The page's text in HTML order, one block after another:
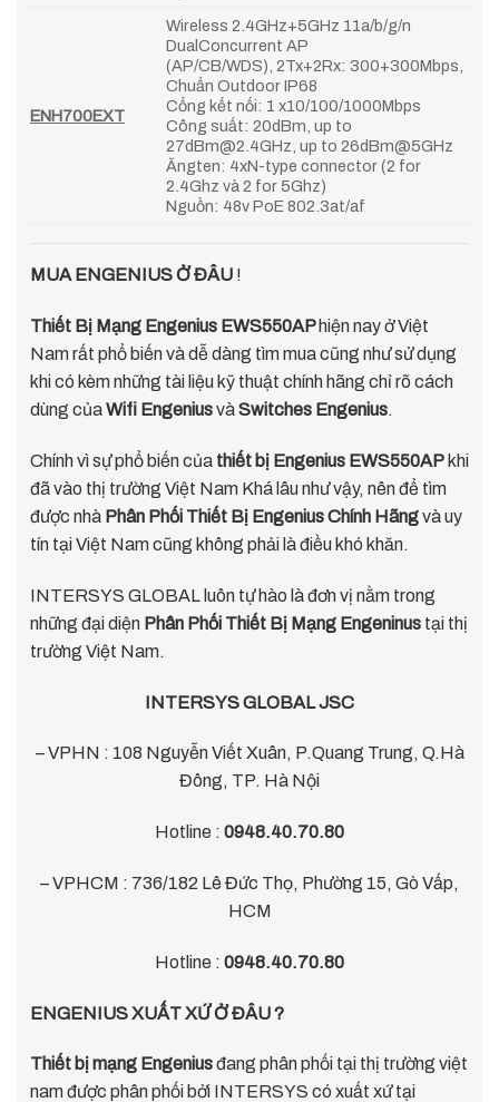
ENH700EXT
Wireless 2.4GHz+5GHz 11a/b/g/n
DualConcurrent AP
(AP/CB/WDS), 2Tx+2Rx: 300+300Mbps,
Chuẩn Outdoor IP68
Cổng kết nối: 1 x10/100/1000Mbps
Công suất: 20dBm, up to
27dBm@2.4GHz, up to 26dBm@5GHz
Ăngten: 4xN-type connector (2 for
2.4Ghz và 2 for 5Ghz)
Nguồn: 48v PoE 802.3at/af
MUA ENGENIUS Ở ĐÂU !
Thiết Bị Mạng Engenius EWS550AP hiện nay ở Việt
Nam rất phổ biến và dễ dàng tìm mua cũng như sử dụng
khi có kèm những tài liệu kỹ thuật chính hãng chỉ rõ cách
dùng củaWifi EngeniusvàSwitches Engenius.
Chính vì sự phổ biến của thiết bị Engenius EWS550AP khi
đã vào thị trường Việt Nam Khá lâu như vậy, nên để tìm
được nhà Phân Phối Thiết Bị Engenius Chính Hãngvà uy
tín tại Việt Nam cũng không phải là điều khó khăn.
INTERSYS GLOBAL luôn tự hào là đơn vị nằm trong
những đại diện Phân Phối Thiết Bị Mạng Engeninus tại thị
trường Việt Nam.
INTERSYS GLOBAL JSC
– VPHN : 108 Nguyễn Viết Xuân, P.Quang Trung, Q.Hà
Đông, TP. Hà Nội
Hotline : 0948.40.70.80
– VPHCM : 736/182 Lê Đức Thọ, Phường 15, Gò Vấp,
HCM
Hotline : 0948.40.70.80
ENGENIUS XUẤT XỨ Ở ĐÂU ?
Thiết bị mạng Engeniusđang phân phối tại thị trường việt
nam được phân phối bởi INTERSYS có xuất xứ tại